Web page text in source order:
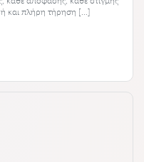
και πλήρη τήρηση […]